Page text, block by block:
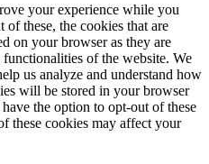
your experience while you
these, the cookies that are
on your browser as they are
of the website. We
us analyze and understand how
will be stored in your browser
the option to opt-out of these
these cookies may affect your